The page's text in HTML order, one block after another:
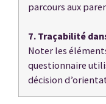
parcours aux
7. Traçabilité
Noter les
questionnaire
décision